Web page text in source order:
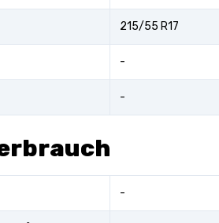
215/55 R17
-
-
-